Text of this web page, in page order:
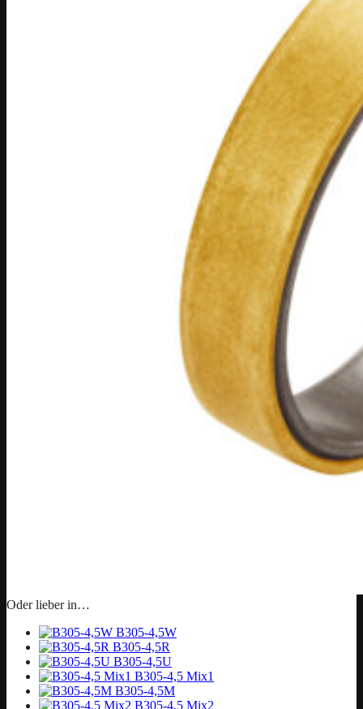
Oder lieber in…
B305-4,5W
B305-4,5R
B305-4,5U
B305-4,5 Mix1
B305-4,5M
B305-4,5 Mix2